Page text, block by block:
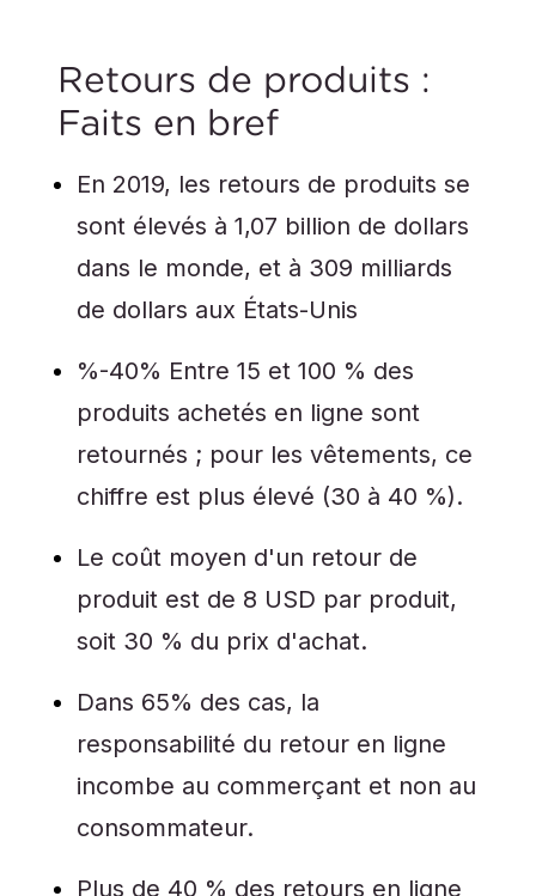
Retours de produits :
Faits en bref
En 2019, les retours de produits se
sont élevés à 1,07 billion de dollars
dans le monde, et à 309 milliards
de dollars aux États-Unis
%-40% Entre 15 et 100 % des
produits achetés en ligne sont
retournés ; pour les vêtements, ce
chiffre est plus élevé (30 à 40 %).
Le coût moyen d'un retour de
produit est de 8 USD par produit,
soit 30 % du prix d'achat.
Dans 65% des cas, la
responsabilité du retour en ligne
incombe au commerçant et non au
consommateur.
Plus de 40 % des retours en ligne